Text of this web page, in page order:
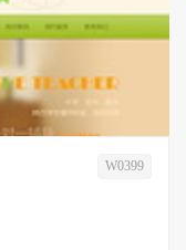
W0399